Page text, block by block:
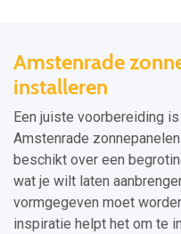
Amstenrade
installeren
Een juiste voorbereiding
Amstenrade
beschikt over een
wat je wilt laten
vormgegeven moet
inspiratie helpt het om te